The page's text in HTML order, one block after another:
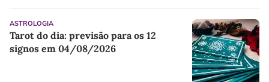
ASTROLOGIA
Tarot do dia: previsão para os 12
signos em 04/08/2026